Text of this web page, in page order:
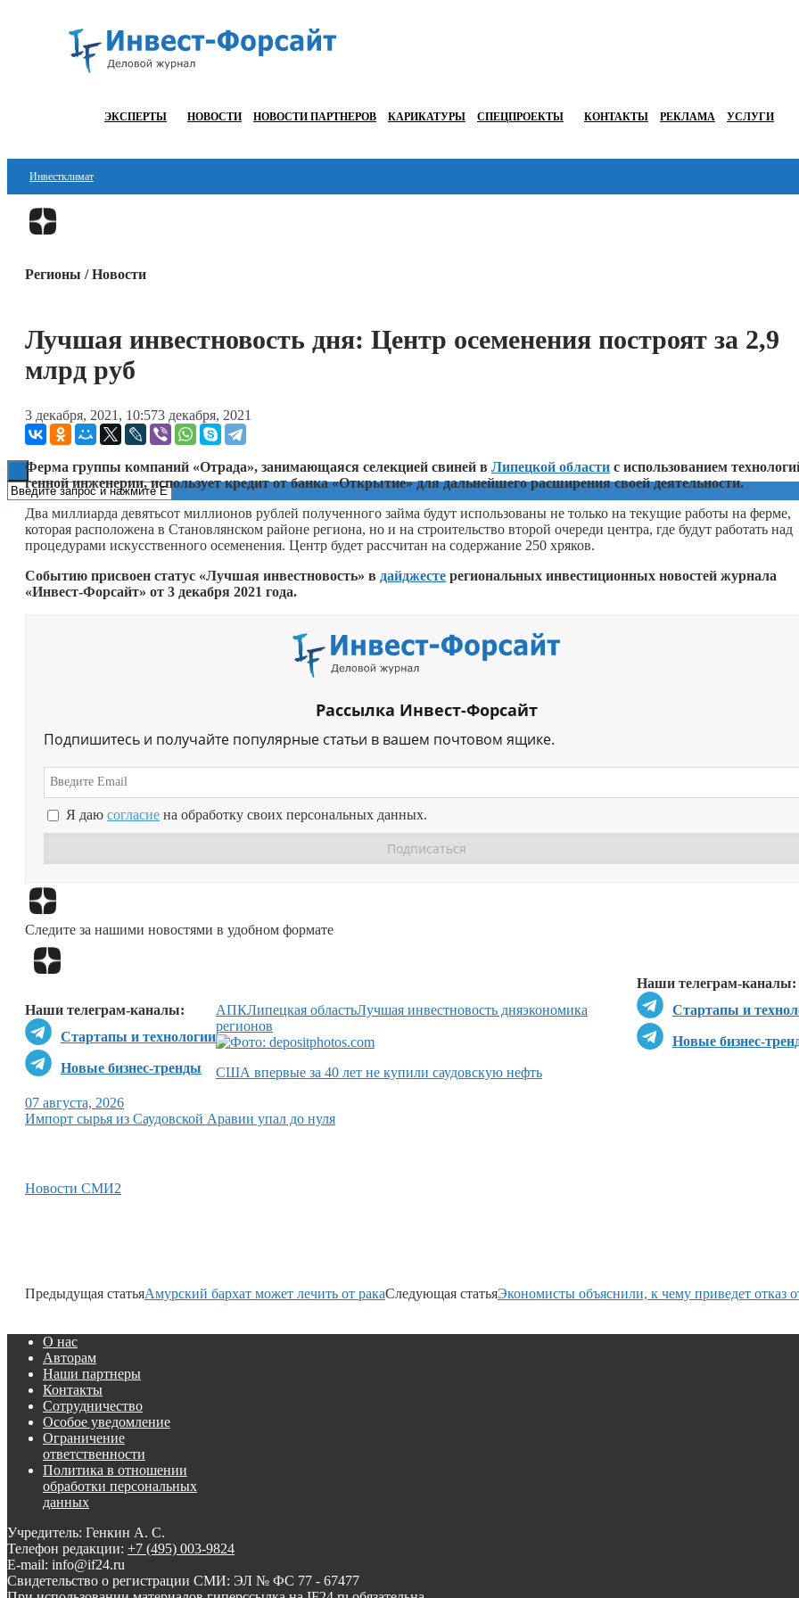
ЭКСПЕРТЫ НОВОСТИ НОВОСТИ ПАРТНЕРОВ КАРИКАТУРЫ СПЕЦПРОЕКТЫ КОНТАКТЫ РЕКЛАМА УСЛУГИ
Инвестклимат
Финансы
Технологии
Книги
Регионы / Новости
Лучшая инвестновость дня: Центр осеменения построят за 2,9
млрд руб
3 декабря, 2021, 10:573 декабря, 2021
Ферма группы компаний «Отрада», занимающаяся селекцией свиней в Липецкой области с использованием
генной инженерии, использует кредит от банка «Открытие» для дальнейшего расширения своей деятельности.
Два миллиарда девятьсот миллионов рублей полученного займа будут использованы не только на текущие работы на ферме,
которая расположена в Становлянском районе региона, но и на строительство второй очереди центра, где будут работать над
процедурами искусственного осеменения. Центр будет рассчитан на содержание 250 хряков.
Событию присвоен статус «Лучшая инвестновость» в дайджесте региональных инвестиционных новостей журнала
«Инвест-Форсайт» от 3 декабря 2021 года.
Рассылка Инвест-Форсайт
Подпишитесь и получайте популярные статьи в вашем почтовом ящике.
Я даю согласие на обработку своих персональных данных.
Следите за нашими новостями в удобном формате
Наши телеграм-каналы:
Стартапы и
Новые бизнес-
Наши телеграм-каналы:
Стартапы и технологии
Новые бизнес-тренды
АПКЛипецкая областьЛучшая инвестновость дняэкономика
регионов
США впервые за 40 лет не купили саудовскую нефть
07 августа, 2026
Импорт сырья из Саудовской Аравии упал до нуля
Новости СМИ2
Предыдущая статьяАмурский бархат может лечить от ракаСледующая статьяЭкономисты объяснили, к чему приведет отказ
О нас
Авторам
Наши партнеры
Контакты
Сотрудничество
Особое уведомление
Ограничение
ответственности
Политика в отношении
обработки персональных
данных
Учредитель: Генкин А. С.
Телефон редакции: +7 (495) 003-9824
E-mail: info@if24.ru
Свидетельство о регистрации СМИ: ЭЛ № ФС 77 - 67477